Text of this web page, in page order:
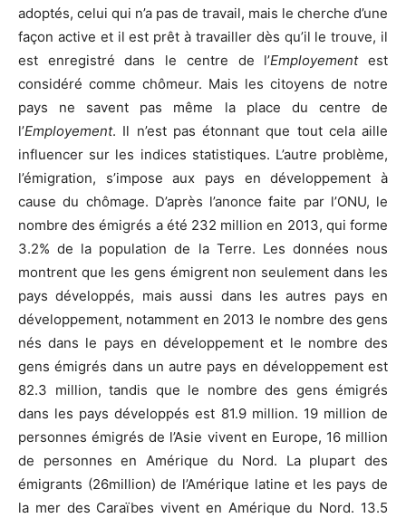
adoptés, celui qui n’a pas de travail, mais le cherche d’une
façon active et il est prêt à travailler dès qu’il le trouve, il
est enregistré dans le centre de l’Employementest
considéré comme chômeur. Mais les citoyens de notre
pays ne savent pas même la place du centre de
l’Employement. Il n’est pas étonnant que tout cela aille
influencer sur les indices statistiques. L’autre problème,
l’émigration, s’impose aux pays en développement à
cause du chômage. D’après l’anonce faite par l’ONU, le
nombre des émigrés a été 232 million en 2013, qui forme
3.2% de la population de la Terre. Les données nous
montrent que les gens émigrent non seulement dans les
pays développés, mais aussi dans les autres pays en
développement, notamment en 2013 le nombre des gens
nés dans le pays en développement et le nombre des
gens émigrés dans un autre pays en développement est
82.3 million, tandis que le nombre des gens émigrés
dans les pays développés est 81.9 million. 19 million de
personnes émigrés de l’Asie vivent en Europe, 16 million
de personnes en Amérique du Nord. La plupart des
émigrants (26million) de l’Amérique latine et les pays de
la mer des Caraïbes vivent en Amérique du Nord. 13.5